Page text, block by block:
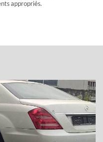
appropriés.